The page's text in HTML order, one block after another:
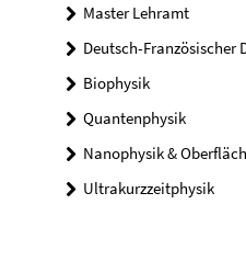
Master Lehramt
Deutsch-Französischer
Biophysik
Quantenphysik
Nanophysik &
Ultrakurzzeitphysik